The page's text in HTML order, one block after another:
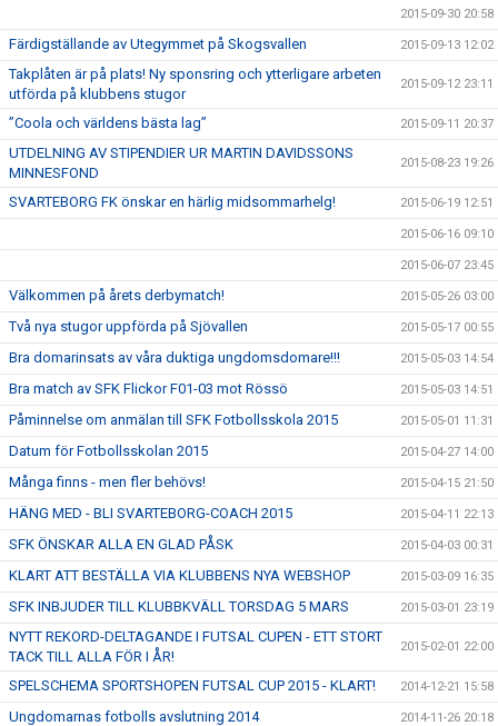
2015-09-30 20:58
Färdigställande av Utegymmet på Skogsvallen 2015-09-13 12:02
Takplåten är på plats! Ny sponsring och ytterligare arbeten
utförda på klubbens stugor
2015-09-12 23:11
”Coola och världens bästa lag” 2015-09-11 20:37
UTDELNING AV STIPENDIER UR MARTIN DAVIDSSONS
MINNESFOND
2015-08-23 19:26
SVARTEBORG FK önskar en härlig midsommarhelg! 2015-06-19 12:51
2015-06-16 09:10
2015-06-07 23:45
Välkommen på årets derbymatch! 2015-05-26 03:00
Två nya stugor uppförda på Sjövallen 2015-05-17 00:55
Bra domarinsats av våra duktiga ungdomsdomare!!! 2015-05-03 14:54
Bra match av SFK Flickor F01-03 mot Rössö 2015-05-03 14:51
Påminnelse om anmälan till SFK Fotbollsskola 2015 2015-05-01 11:31
Datum för Fotbollsskolan 2015 2015-04-27 14:00
Många finns - men fler behövs! 2015-04-15 21:50
HÄNG MED - BLI SVARTEBORG-COACH 2015 2015-04-11 22:13
SFK ÖNSKAR ALLA EN GLAD PÅSK 2015-04-03 00:31
KLART ATT BESTÄLLA VIA KLUBBENS NYA WEBSHOP 2015-03-09 16:35
SFK INBJUDER TILL KLUBBKVÄLL TORSDAG 5 MARS 2015-03-01 23:19
NYTT REKORD-DELTAGANDE I FUTSAL CUPEN - ETT STORT
TACK TILL ALLA FÖR I ÅR!
2015-02-01 22:00
SPELSCHEMA SPORTSHOPEN FUTSAL CUP 2015 - KLART! 2014-12-21 15:58
Ungdomarnas fotbolls avslutning 2014 2014-11-26 20:18